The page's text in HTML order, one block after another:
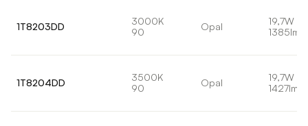
1T8203DD
3000K
90
Opal
19,7W
1385lm
1T8204DD
3500K
90
Opal
19,7W
1427lm